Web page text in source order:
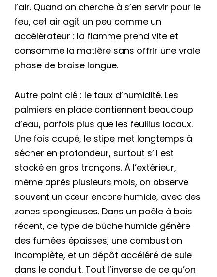
l’air. Quand on cherche à s’en servir pour le
feu, cet air agit un peu comme un
accélérateur : la flamme prend vite et
consomme la matière sans offrir une vraie
phase de braise longue.
Autre point clé : le taux d’humidité. Les
palmiers en place contiennent beaucoup
d’eau, parfois plus que les feuillus locaux.
Une fois coupé, le stipe met longtemps à
sécher en profondeur, surtout s’il est
stocké en gros tronçons. À l’extérieur,
même après plusieurs mois, on observe
souvent un cœur encore humide, avec des
zones spongieuses. Dans un poêle à bois
récent, ce type de bûche humide génère
des fumées épaisses, une combustion
incomplète, et un dépôt accéléré de suie
dans le conduit. Tout l’inverse de ce qu’on